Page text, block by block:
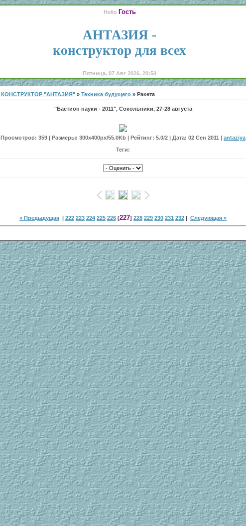
Hello Гость
АНТАЗИЯ -
конструктор для всех
Пятница, 07 Авг 2026, 20:50
КОНСТРУКТОР "АНТАЗИЯ"» Техника будущего» Ракета
"Бастион науки - 2011", Сокольники, 27-28 августа
Просмотров: 359 | Размеры: 300x400px/55.0Kb | Рейтинг: 5.0/2 | Дата: 02 Сен 2011 | antaziya
Теги:
« Предыдущая | 222 223 224 225 226 [227] 228 229 230 231 232 | Следующая »